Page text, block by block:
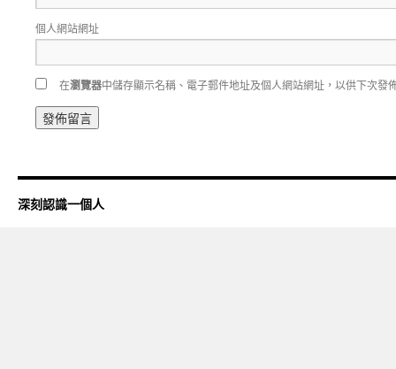
個人網站網址
在瀏覽器中儲存顯示名稱、電子郵件地址及個人網站網址，以供下次發
深刻認識一個人